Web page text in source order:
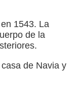
1543. La
de la
de Navia y